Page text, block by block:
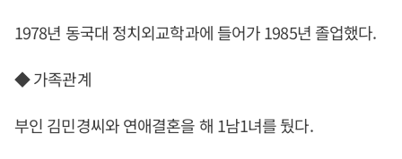
1978년 동국대 정치외교학과에 들어가 1985년 졸업했다.
◆ 가족관계
부인 김민경씨와 연애결혼을 해 1남1녀를 뒀다.